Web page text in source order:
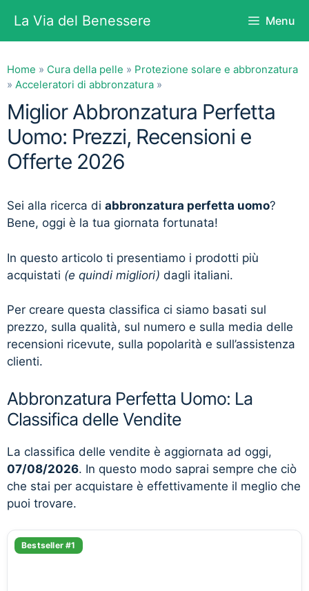
contenuto
La Via del Benessere Menu
Home » Cura della pelle » Protezione solare e abbronzatura
» Acceleratori di abbronzatura »
Miglior Abbronzatura Perfetta
Uomo: Prezzi, Recensioni e
Offerte 2026
Sei alla ricerca di abbronzatura perfetta uomo?
Bene, oggi è la tua giornata fortunata!
In questo articolo ti presentiamo i prodotti più
acquistati (e quindi migliori) dagli italiani.
Per creare questa classifica ci siamo basati sul
prezzo, sulla qualità, sul numero e sulla media delle
recensioni ricevute, sulla popolarità e sull’assistenza
clienti.
Abbronzatura Perfetta Uomo: La
Classifica delle Vendite
La classifica delle vendite è aggiornata ad oggi,
07/08/2026. In questo modo saprai sempre che ciò
che stai per acquistare è effettivamente il meglio che
puoi trovare.
Bestseller #1